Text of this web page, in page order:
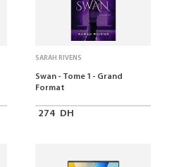
SARAH RIVENS
Swan - Tome 1 - Grand
Format
274 DH